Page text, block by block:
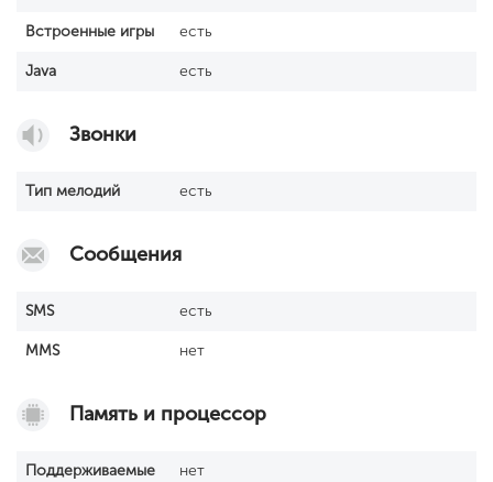
Встроенные игры есть
Java есть
Звонки
Тип мелодий есть
Сообщения
SМS есть
MMS нет
Память и процессор
Поддерживаемые
нет